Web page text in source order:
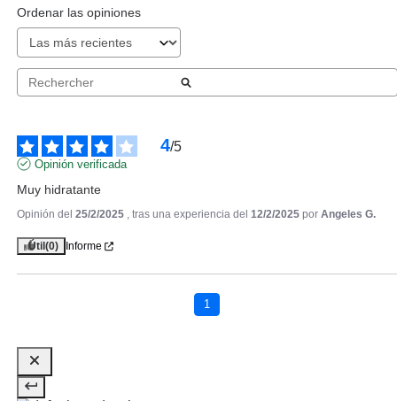
CATRICE GLOSSIN GLOW
Ordenar las opiniones
4/5
Opinión verificada
Muy hidratante
Opinión del 25/2/2025 , tras una experiencia del 12/2/2025 por Angeles G.
Útil (0) Informe
1